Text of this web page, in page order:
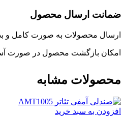
ضمانت ارسال محصول
ارسال محصولات به صورت کامل و
امکان بازگشت محصول در صورت
محصولات مشابه
افزودن به سبد خرید